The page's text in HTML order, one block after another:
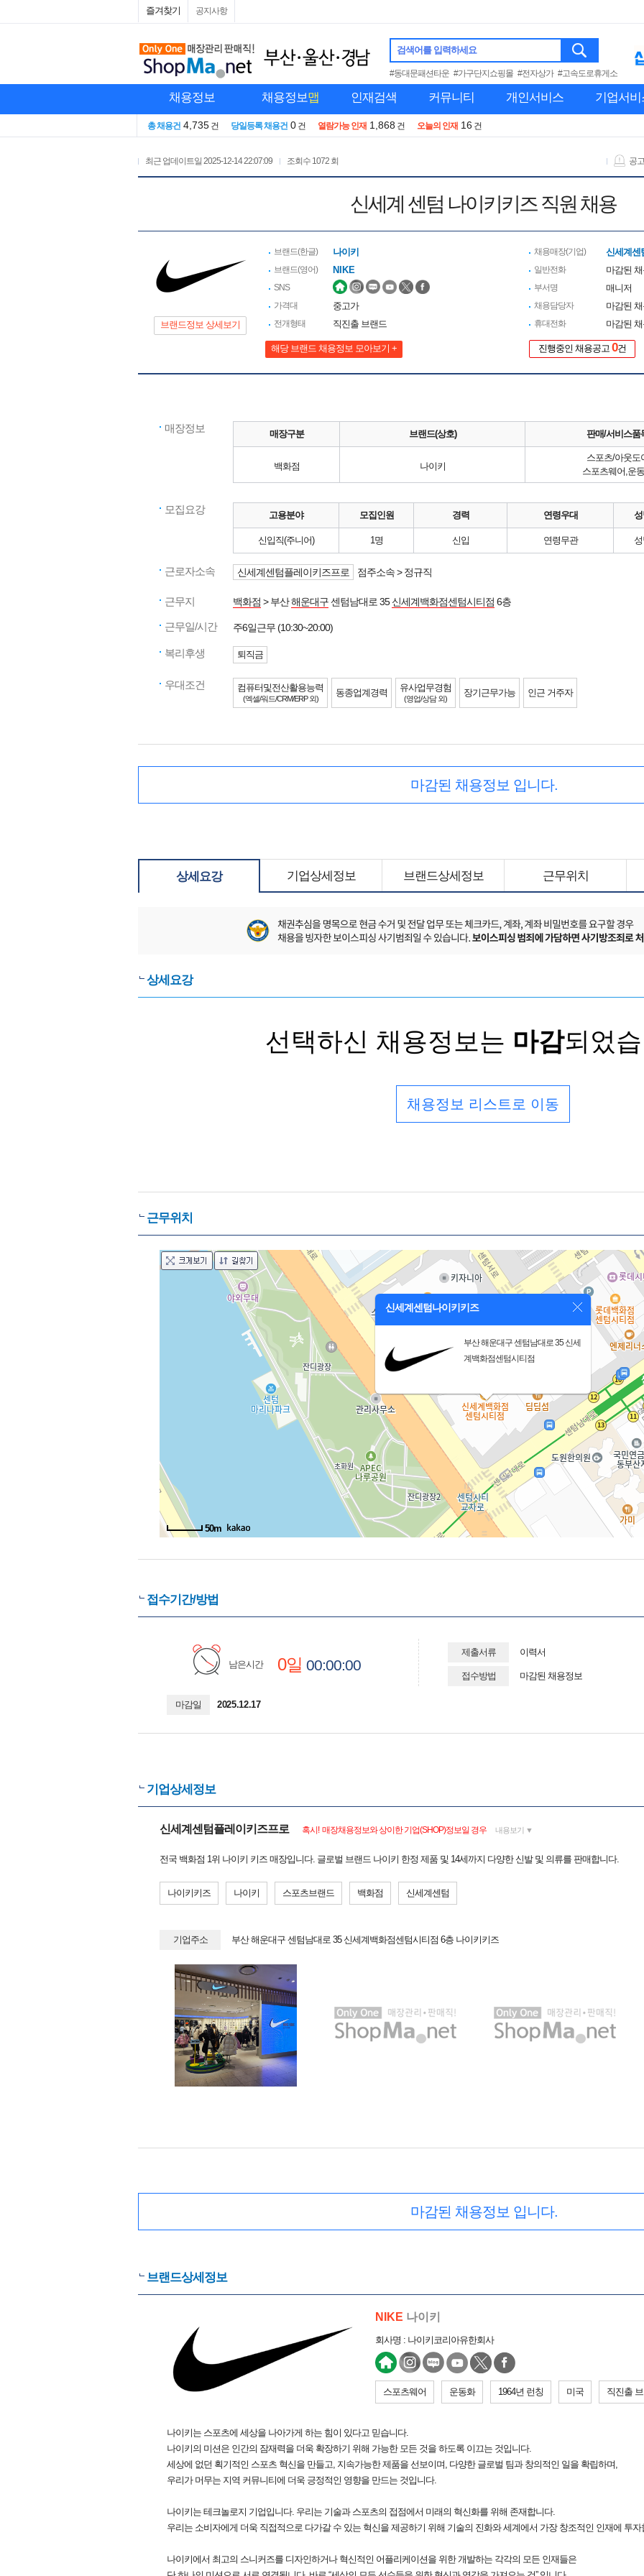
즐겨찾기 공지사항
검색어를 입력하세요
#동대문패션타운 #가구단지쇼핑몰 #전자상가 #고속도로휴게소
채용정보 채용정보맵 인재검색 커뮤니티 개인서비스 기업서비
총 채용건 4,735 건 당일등록 채용건 0 건 열람가능 인재 1,868 건 오늘의 인재 16 건
최근 업데이트일 2025-12-14 22:07:09 조회수 1072 회 공
신세계 센텀 나이키키즈 직원 채용
브랜드정보 상세보기
브랜드(한글) 나이키
브랜드(영어) NIKE
SNS
가격대
중고가
전개형태 직진출 브랜드
해당 브랜드 채용정보 모아보기 +
채용매장(기업) 신세계센
일반전화 마감된
부서명 매니저
채용담당자 마감된
휴대전화 마감된
진행중인 채용공고 0건
매장정보 매장구분 브랜드(상호) 판매/서비스품
백화점 나이키
스포츠/아웃도
스포츠웨어,운
모집요강 고용분야 모집인원 경력 연령우대
신입직(주니어) 1명 신입 연령무관
근로자소속 신세계센텀플레이키즈프로 점주소속 > 정규직
근무지 백화점 > 부산해운대구센텀남대로 35신세계백화점센텀시티점 6층
근무일/시간 주6일근무 (10:30~20:00)
복리후생 퇴직금
우대조건 컴퓨터및전산활용능력
(엑셀/워드/CRM/ERP 외)
동종업계경력 유사업무경험
(영업/상담 외)
장기근무가능 인근 거주자
마감된 채용정보 입니다.
상세요강 기업상세정보 브랜드상세정보 근무위치
상세요강
선택하신 채용정보는 마감되었
채용정보 리스트로 이동
근무위치
신세계센텀나이키키즈
부산 해운대구 센텀남대로 35 신세
계백화점센텀시티점
50m
접수기간/방법
남은시간 0일 00:00:00
마감일 2025.12.17
제출서류 이력서
접수방법 마감된 채용정보
기업상세정보
신세계센텀플레이키즈프로 혹시! 매장채용정보와 상이한 기업(SHOP)정보일 경우 내용보기 ▼
전국 백화점 1위 나이키 키즈 매장입니다. 글로벌 브랜드 나이키 한정 제품 및 14세까지 다양한 신발 및 의류를 판매합니다.
나이키키즈 나이키 스포츠브랜드 백화점 신세계센텀
기업주소 부산 해운대구 센텀남대로 35 신세계백화점센텀시티점 6층 나이키키즈
마감된 채용정보 입니다.
브랜드상세정보
NIKE 나이키
회사명 : 나이키코리아유한회사
스포츠웨어 운동화 1964년 런칭 미국 직진출
나이키는 스포츠에 세상을 나아가게 하는 힘이 있다고 믿습니다.
나이키의 미션은 인간의 잠재력을 더욱 확장하기 위해 가능한 모든 것을 하도록 이끄는 것입니다.
세상에 없던 획기적인 스포츠 혁신을 만들고, 지속가능한 제품을 선보이며, 다양한 글로벌 팀과 창의적인 일을 확립하며,
우리가 머무는 지역 커뮤니티에 더욱 긍정적인 영향을 만드는 것입니다.
나이키는 테크놀로지 기업입니다. 우리는 기술과 스포츠의 접점에서 미래의 혁신화를 위해 존재합니다.
우리는 소비자에게 더욱 직접적으로 다가갈 수 있는 혁신을 제공하기 위해 기술의 진화와 세계에서 가장 창조적인 인재에 투자
나이키에서 최고의 스니커즈를 디자인하거나 혁신적인 어플리케이션을 위한 개발하는 각각의 모든 인재들은